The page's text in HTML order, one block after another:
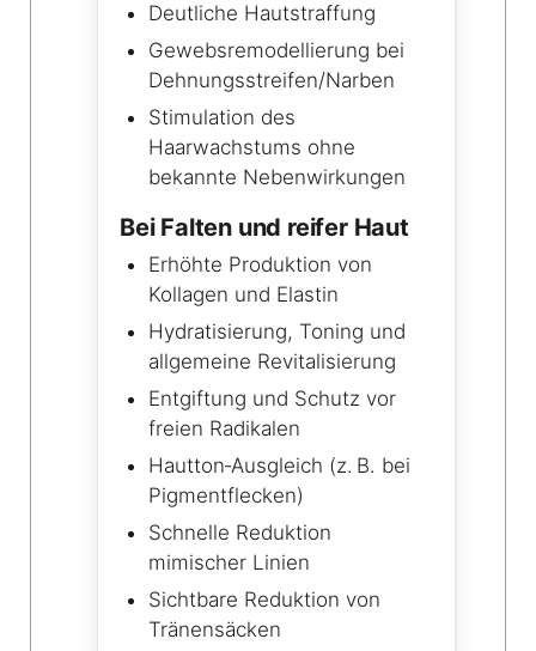
Deutliche Hautstraffung
Gewebsremodellierung bei
Dehnungsstreifen/Narben
Stimulation des
Haarwachstums ohne
bekannte Nebenwirkungen
Bei Falten und reifer Haut
Erhöhte Produktion von
Kollagen und Elastin
Hydratisierung, Toning und
allgemeine Revitalisierung
Entgiftung und Schutz vor
freien Radikalen
Hautton‑Ausgleich (z. B. bei
Pigmentflecken)
Schnelle Reduktion
mimischer Linien
Sichtbare Reduktion von
Tränensäcken